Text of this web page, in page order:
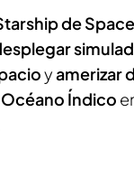
de
yamerizar
Índico